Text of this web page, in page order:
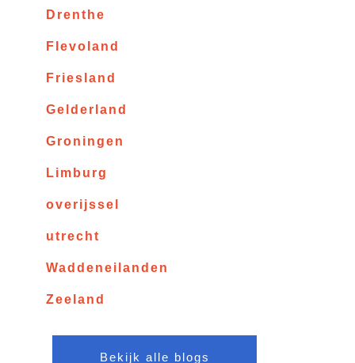
Drenthe
Flevoland
Friesland
Gelderland
Groningen
Limburg
overijssel
utrecht
Waddeneilanden
Zeeland
Bekijk alle blogs